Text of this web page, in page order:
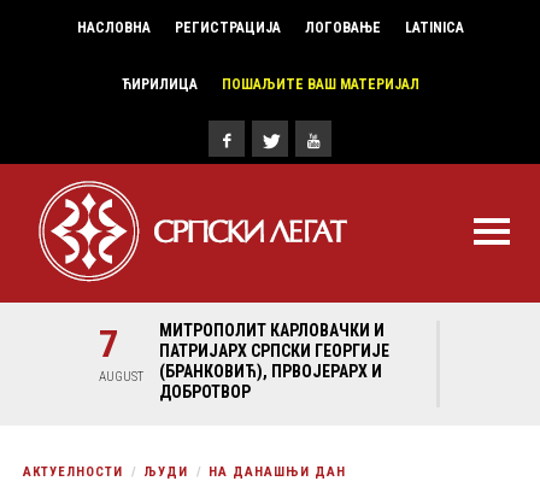
НАСЛОВНА РЕГИСТРАЦИЈА ЛОГОВАЊЕ LATINICA
ЋИРИЛИЦА ПОШАЉИТЕ ВАШ МАТЕРИЈАЛ
7
AUGUST
МИТРОПОЛИТ КАРЛОВАЧКИ И
ПАТРИЈАРХ СРПСКИ ГЕОРГИЈЕ
(БРАНКОВИЋ), ПРВОЈЕРАРХ И
ДОБРОТВОР
АКТУЕЛНОСТИ ЉУДИ НА ДАНАШЊИ ДАН